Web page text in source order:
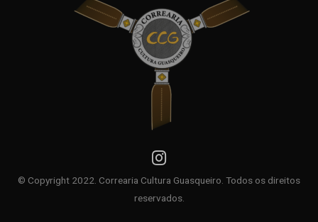
© Copyright 2022. Correaria Cultura Guasqueiro. Todos os direitos
reservados.